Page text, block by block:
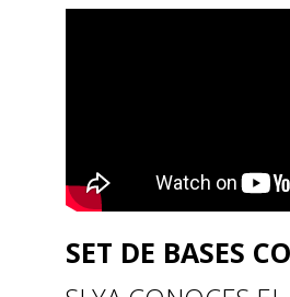
SET DE BASES